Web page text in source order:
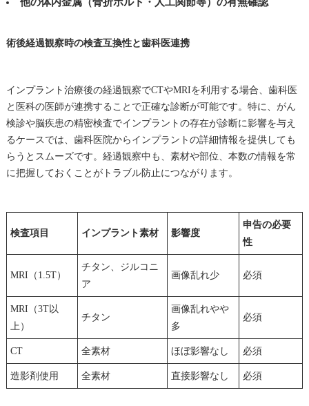
術後経過観察時の検査互換性と歯科医連携
インプラント治療後の経過観察でCTやMRIを利用する場合、歯科医
と医科の医師が連携することで正確な診断が可能です。特に、がん
検診や脳疾患の精密検査でインプラントの存在が診断に影響を与え
るケースでは、歯科医院からインプラントの詳細情報を提供しても
らうとスムーズです。経過観察中も、素材や部位、本数の情報を常
に把握しておくことがトラブル防止につながります。
検査項目 インプラント素材 影響度
申告の必要
性
MRI（1.5T）
チタン、ジルコニ
ア
画像乱れ少 必須
MRI（3T以
上）
チタン
画像乱れやや
多
必須
CT 全素材 ほぼ影響なし 必須
造影剤使用 全素材 直接影響なし 必須